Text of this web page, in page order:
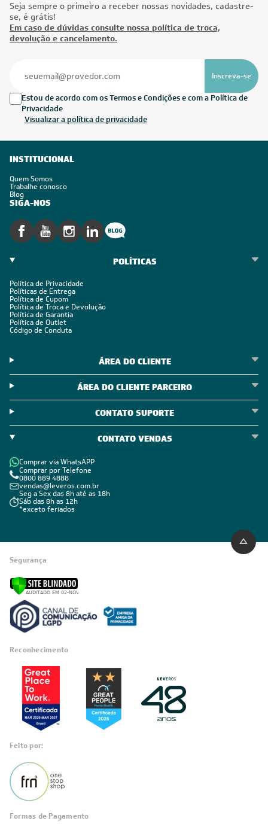
Seja sempre o primeiro a receber nossas novidades, cadastre-
se, é grátis!
Em caso de dúvidas consulte nossa política de troca,
devolução e cancelamento.
Inscreva-se
Estou de acordo com os Termos e Condições e com a Política de
Privacidade
Visualizar a política de privacidade
INSTITUCIONAL
Quem Somos
Trabalhe conosco
Blog
SIGA-NOS
POLÍTICAS
Política de Privacidade
Políticas de Entrega
Política de Cupom
Política de Troca e Devolução
Política de Garantia
Política de Outlet
Código de Conduta
ÁREA DO CLIENTE
ÁREA DO CLIENTE PARCEIRO
CONTATO SUPORTE
CONTATO VENDAS
Comprar via WhatsAPP
Comprar por Telefone
0800 889 4888
vendas@leveros.com.br
Seg a Sex das 8h até as 18h
Sáb das 8h as 12h
*exceto feriados
Segurança
Reconhecimento
Feito por:
Formas de Pagamento